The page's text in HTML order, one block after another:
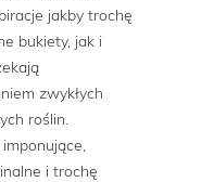
jakby trochę
bukiety, jak i
zwykłych
roślin.
i trochę